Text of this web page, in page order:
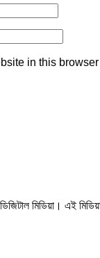
in this
মিডিয়া। এই